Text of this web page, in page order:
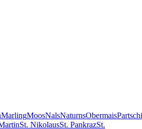
MarlingMoosNalsNaturnsObermais
St. NikolausSt. PankrazSt.